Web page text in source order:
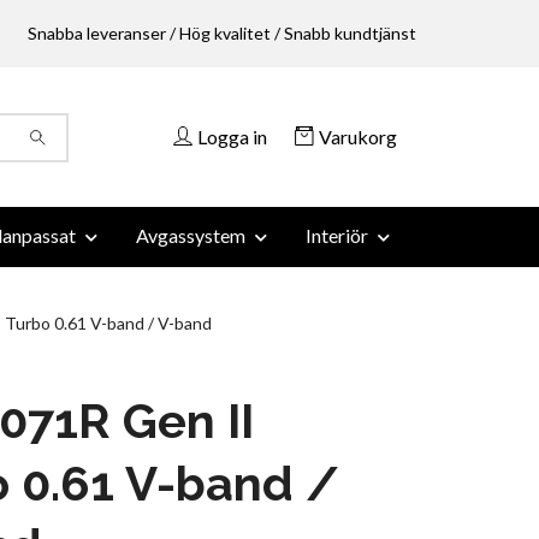
Snabba leveranser / Hög kvalitet / Snabb kundtjänst
Logga in Varukorg
Avgassystem Interiör
0.61 V-band / V-band
Gen II
0.61 V-band /